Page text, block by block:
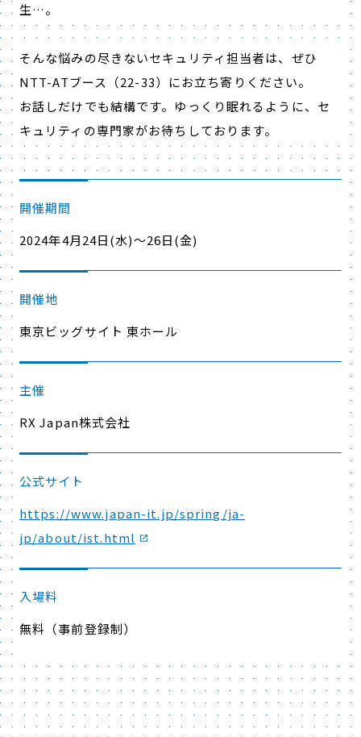
生…。
そんな悩みの尽きないセキュリティ担当者は、ぜひ
NTT-ATブース（22-33）にお立ち寄りください。
お話しだけでも結構です。ゆっくり眠れるように、セ
キュリティの専門家がお待ちしております。
開催期間
2024年4月24日(水)～26日(金)
開催地
東京ビッグサイト 東ホール
主催
RX Japan株式会社
公式サイト
https://www.japan-it.jp/spring/ja-
jp/about/ist.html
入場料
無料（事前登録制）